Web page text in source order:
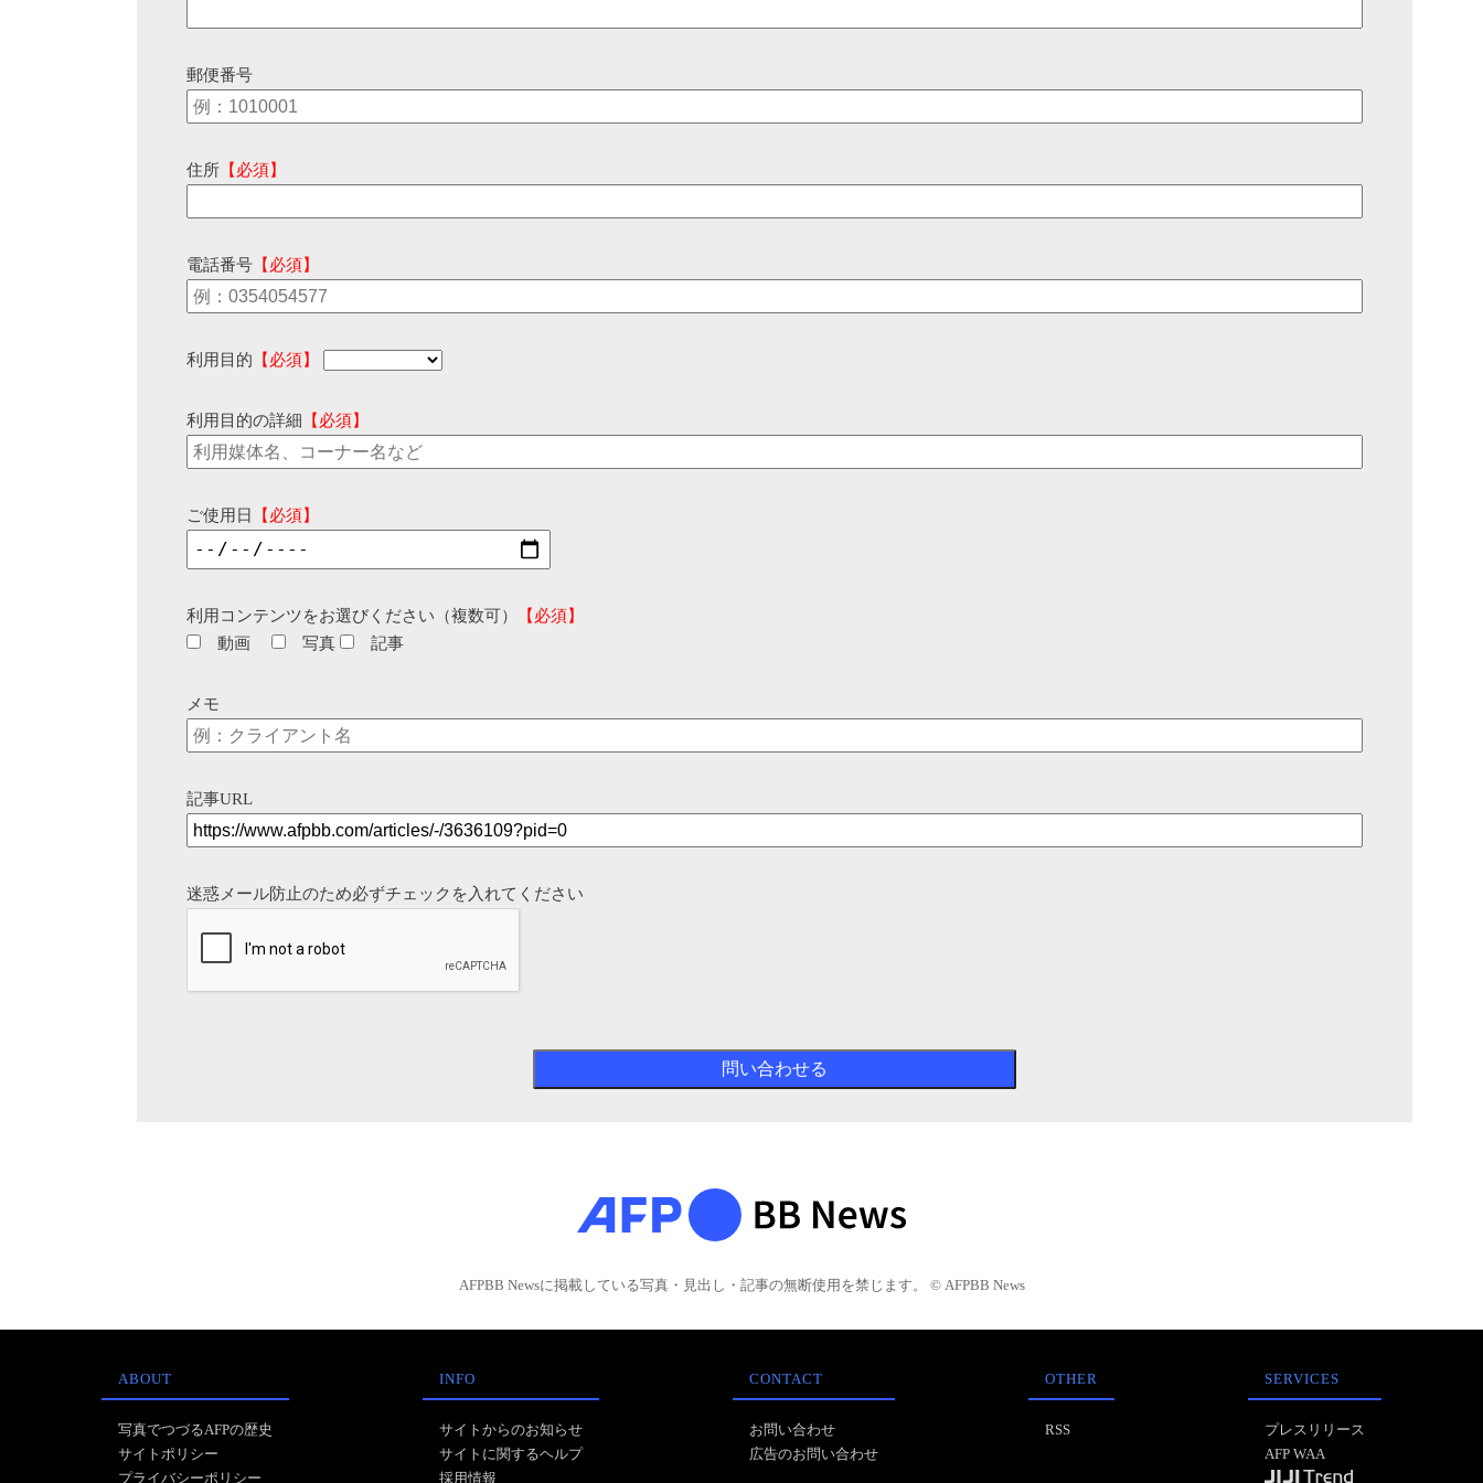
郵便番号
住所 【必須】
電話番号 【必須】
利用目的 【必須】
利用目的の詳細 【必須】
ご使用日 【必須】
利用コンテンツをお選びください（複数可）
【必須】
動画
写真 記事
メモ
記事URL
迷惑メール防止のため必ずチェックを入れてください
AFPBB Newsに掲載している写真・見出し・記事の無断使用を禁じます。 © AFPBB News
ABOUT
写真でつづるAFPの歴史
サイトポリシー
プライバシーポリシー
INFO
サイトからのお知らせ
サイトに関するヘルプ
採用情報
CONTACT
お問い合わせ
広告のお問い合わせ
OTHER
RSS
SERVICES
プレスリリース
AFP WAA